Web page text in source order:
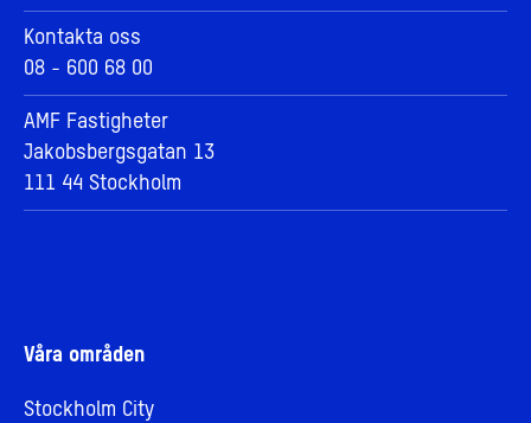
Kontakta oss
08 - 600 68 00
AMF Fastigheter
Jakobsbergsgatan 13
111 44 Stockholm
Våra områden
Stockholm City